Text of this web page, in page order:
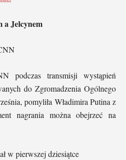
a Jelcynem
podczas transmisji wystąpień
do Zgromadzenia Ogólnego
pomyliła Władimira Putina z
nagrania można obejrzeć na
w pierwszej dziesiątce